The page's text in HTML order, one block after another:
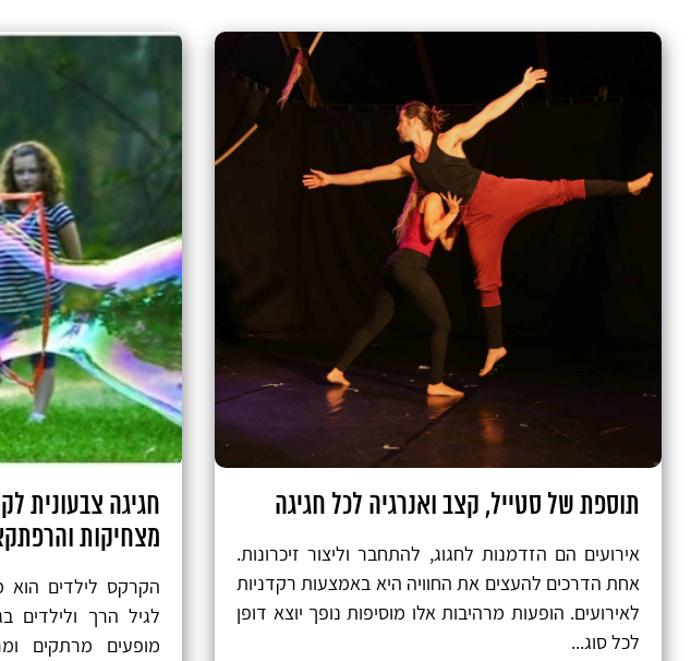
תוספת של סטייל, קצב ואנרגיה לכל חגיגה
אירועים הם הזדמנות לחגוג, להתחבר וליצור זיכרונות.
אחת הדרכים להעצים את החוויה היא באמצעות רקדניות
לאירועים. הופעות מרהיבות אלו מוסיפות נופך יוצא דופן
לכל סוג...
חגיגה צבעונית
מצחיקות
הקרקס לילדים הוא
לגיל הרך ולילדים
מופעים מרתקים